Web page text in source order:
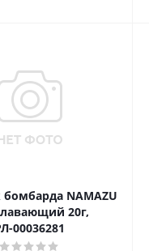
NAMAZU
20г,
00036281